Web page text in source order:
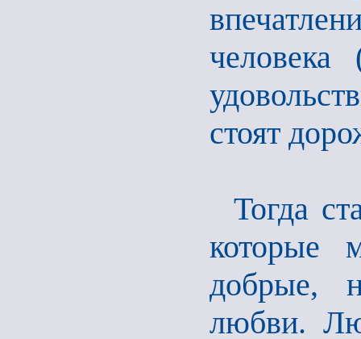
стоят
Тогда
которые
добрые,
любви.